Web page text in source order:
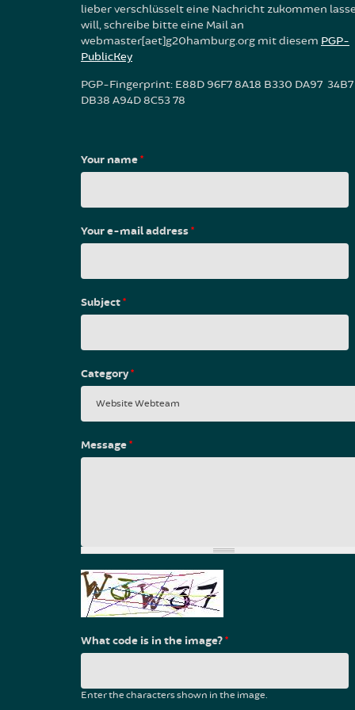
lieber verschlüsselt eine Nachricht zukommen
will, schreibe bitte eine Mail an
webmaster[aet]g20hamburg.org mit diesem PGP-
PublicKey
PGP-Fingerprint: E88D 96F7 8A18 B330 DA97 34B7
DB38 A94D 8C53 78
Your name*
Your e-mail address*
Subject*
Category*
Message*
What code is in the image?*
Enter the characters shown in the image.